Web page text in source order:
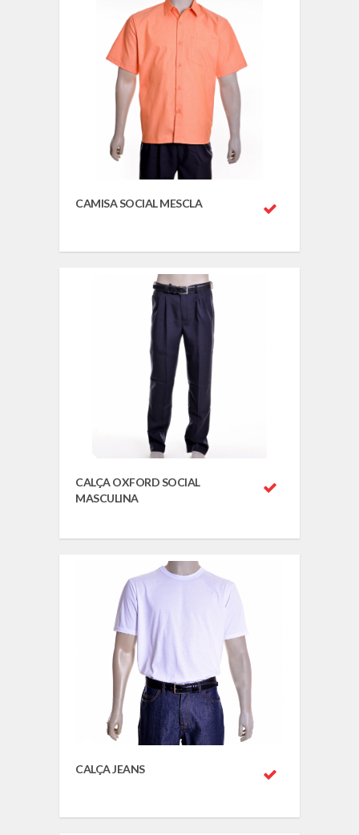
CAMISA SOCIAL MESCLA
CALÇA OXFORD SOCIAL
MASCULINA
CALÇA JEANS